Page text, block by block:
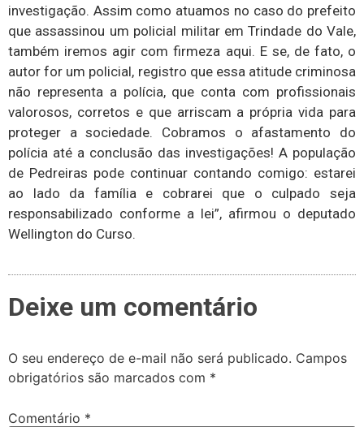
investigação. Assim como atuamos no caso do prefeito
que assassinou um policial militar em Trindade do Vale,
também iremos agir com firmeza aqui. E se, de fato, o
autor for um policial, registro que essa atitude criminosa
não representa a polícia, que conta com profissionais
valorosos, corretos e que arriscam a própria vida para
proteger a sociedade. Cobramos o afastamento do
polícia até a conclusão das investigações! A população
de Pedreiras pode continuar contando comigo: estarei
ao lado da família e cobrarei que o culpado seja
responsabilizado conforme a lei”, afirmou o deputado
Wellington do Curso.
Deixe um comentário
O seu endereço de e-mail não será publicado. Campos
obrigatórios são marcados com *
Comentário *